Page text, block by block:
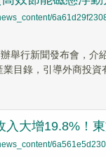
辦舉行新聞發布會，
目錄，引導外商投資
入大增19.8%！